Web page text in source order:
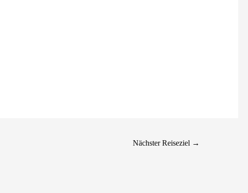
Nächster Reiseziel →